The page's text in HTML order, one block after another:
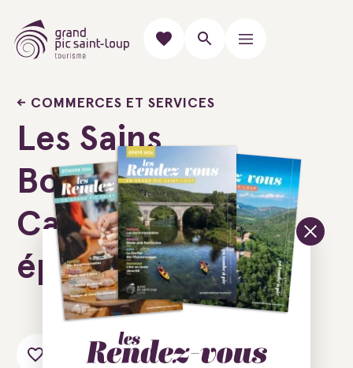
COMMERCES ET SERVICES
Les Sains
Bonheurs -
Cave à vin &
épicerie fine
Ajouter au carnet de voyage